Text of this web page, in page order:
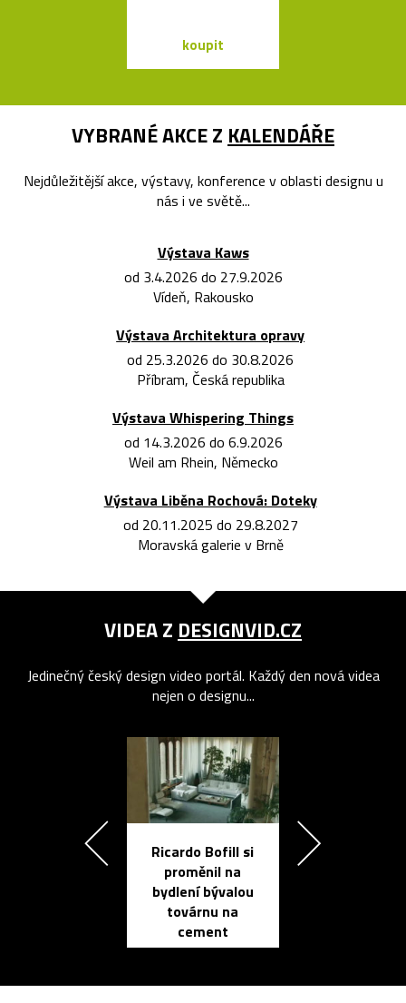
koupit
VYBRANÉ AKCE Z KALENDÁŘE
Nejdůležitější akce, výstavy, konference v oblasti designu u
nás i ve světě...
Výstava Kaws
od 3.4.2026 do 27.9.2026
Vídeň, Rakousko
Výstava Architektura opravy
od 25.3.2026 do 30.8.2026
Příbram, Česká republika
Výstava Whispering Things
od 14.3.2026 do 6.9.2026
Weil am Rhein, Německo
Výstava Liběna Rochová: Doteky
od 20.11.2025 do 29.8.2027
Moravská galerie v Brně
VIDEA Z DESIGNVID.CZ
Jedinečný český design video portál. Každý den nová videa
nejen o designu...
Ricardo Bofill si
proměnil na
bydlení bývalou
továrnu na
cement